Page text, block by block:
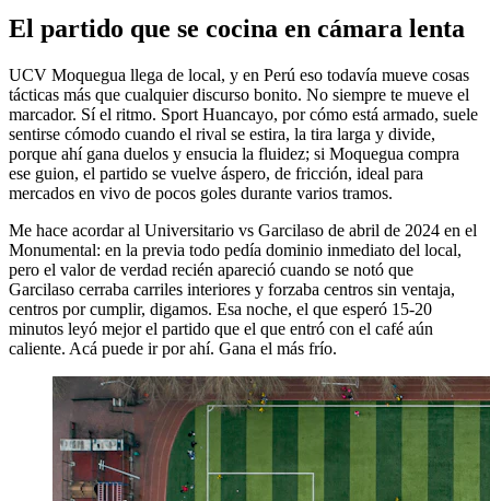
El partido que se cocina en cámara lenta
UCV Moquegua llega de local, y en Perú eso todavía mueve cosas
tácticas más que cualquier discurso bonito. No siempre te mueve el
marcador. Sí el ritmo. Sport Huancayo, por cómo está armado, suele
sentirse cómodo cuando el rival se estira, la tira larga y divide,
porque ahí gana duelos y ensucia la fluidez; si Moquegua compra
ese guion, el partido se vuelve áspero, de fricción, ideal para
mercados en vivo de pocos goles durante varios tramos.
Me hace acordar al Universitario vs Garcilaso de abril de 2024 en el
Monumental: en la previa todo pedía dominio inmediato del local,
pero el valor de verdad recién apareció cuando se notó que
Garcilaso cerraba carriles interiores y forzaba centros sin ventaja,
centros por cumplir, digamos. Esa noche, el que esperó 15-20
minutos leyó mejor el partido que el que entró con el café aún
caliente. Acá puede ir por ahí. Gana el más frío.